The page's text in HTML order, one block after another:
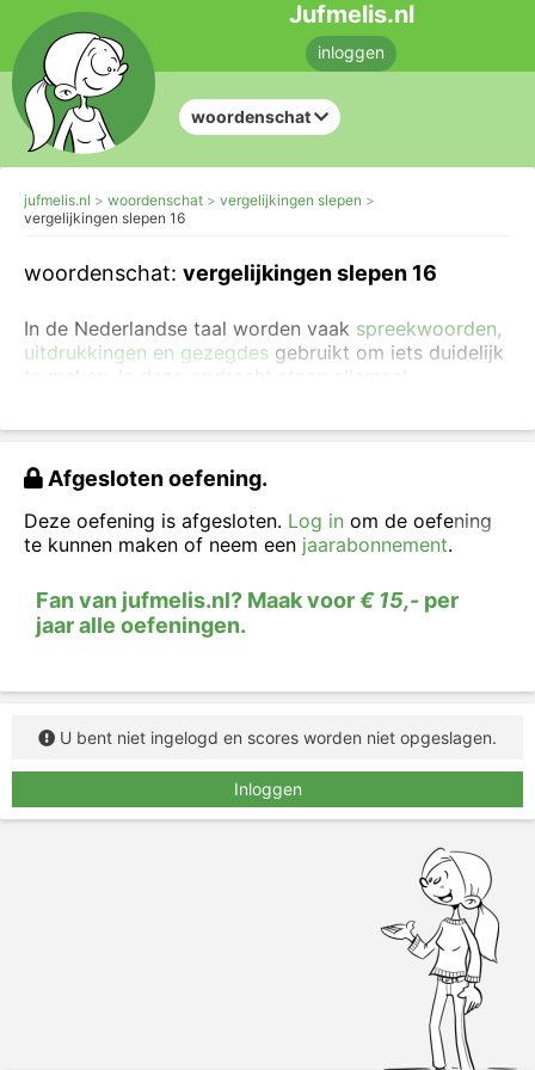
Jufmelis.nl
inloggen
woordenschat
jufmelis.nl woordenschat
vergelijkingen slepen
vergelijkingen slepen 16
woordenschat: vergelijkingen slepen 16
In de Nederlandse taal worden vaak spreekwoorden,
uitdrukkingen en gezegdes gebruikt om iets duidelijk
Oefen hier hoe je uitdrukkingen kunt opzoeken in een
woordenboek.
Sleep de juiste woorden in de vergelijkingen.
Afgesloten oefening.
Deze oefening is afgesloten. Log in om de oefening
te kunnen maken of neem een jaarabonnement.
Fan van jufmelis.nl? Maak voor€ 15,- per
jaar alle oefeningen.
U bent niet ingelogd en scores worden niet opgeslagen.
Inloggen